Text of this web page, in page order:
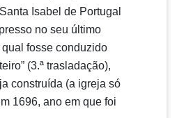
Isabel de Portugal
no seu último
fosse conduzido
(3.ª trasladação),
construída (a igreja só
1696, ano em que foi